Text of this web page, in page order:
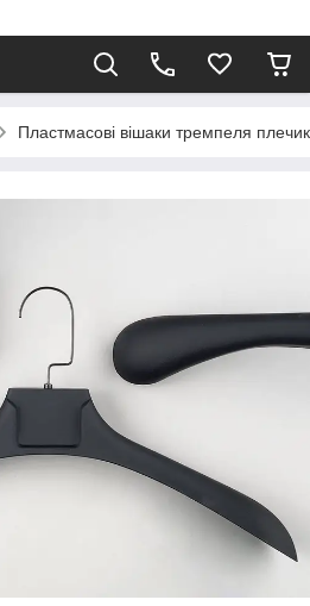
Пластмасові вішаки тремпеля